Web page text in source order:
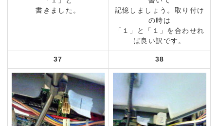
書きました。
記憶しましょう。取り付け
の時は
「１」と「１」を合わせれ
ば良い訳です。
37 38